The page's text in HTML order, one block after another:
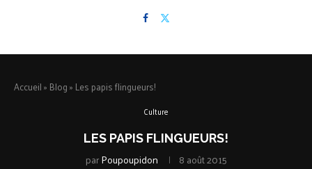
Accueil» Blog» Les papis flingueurs!
Culture
LES PAPIS FLINGUEURS!
parPoupoupidon 8 août 2015